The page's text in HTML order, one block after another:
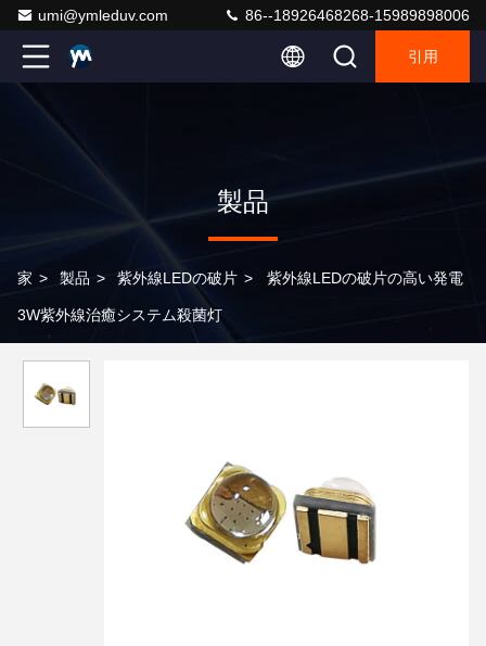
umi@ymleduv.com 86--18926468268-15989898006
引用
製品
家 > 製品 > 紫外線LEDの破片 > 紫外線LEDの破片の高い発電
3W紫外線治癒システム殺菌灯